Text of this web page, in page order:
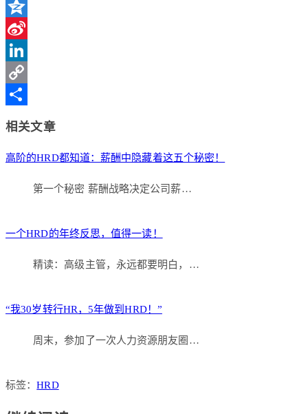
WeChat
Qzone
Sina
Weibo
LinkedIn
Copy
相关文章
高阶的HRD都知道：薪酬中隐藏着这五个秘密！
第一个秘密 薪酬战略决定公司薪…
一个HRD的年终反思，值得一读！
精读：高级主管，永远都要明白，…
“我30岁转行HR，5年做到HRD！”
周末，参加了一次人力资源朋友圈…
标签：HRD